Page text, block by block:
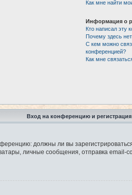
Как мне найти
Информация о
Кто написал эту
Почему здесь
С кем можно
конференцией?
Как мне
Вход на конференцию и регистрация
должны ли вы
личные сообщения, отправка email-